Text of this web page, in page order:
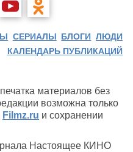
СЕРИАЛЫ БЛОГИ ЛЮДИ
КАЛЕНДАРЬ ПУБЛИКАЦИЙ
материалов без
возможна только
Filmz.ru и сохранении
Настоящее КИНО